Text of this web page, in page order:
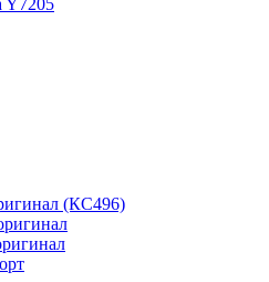
Y7205
(КС496)